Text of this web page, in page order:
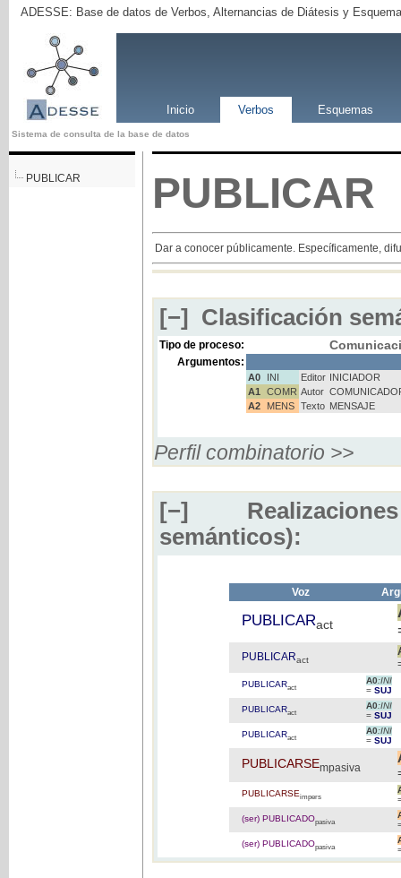
ADESSE: Base de datos de Verbos, Alternancias de Diátesis y
Inicio Verbos Esquemas
Sistema de consulta de la base de datos
PUBLICAR PUBLICAR
Dar a conocer públicamente. Específicamente,
[−] Clasificación
Tipo de proceso:
Argumentos:
A0 INI Editor INICIADOR
A1
COMR Autor
A2
MENS Texto MENSAJE
Perfil combinatorio >>
[−]
semánticos):
Voz
PUBLICARact
PUBLICARact
PUBLICARact
A0:INI
= SUJ
PUBLICARact
A0:INI
= SUJ
PUBLICARact
A0:INI
= SUJ
PUBLICARSEmpasiva
PUBLICARSEimpers
(ser) PUBLICADOpasiva
(ser) PUBLICADOpasiva